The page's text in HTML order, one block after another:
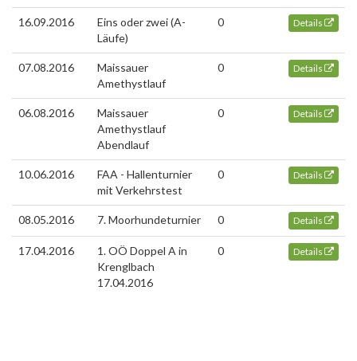
16.09.2016
Eins oder zwei (A-
Läufe)
0 Details
07.08.2016
Maissauer
Amethystlauf
0 Details
06.08.2016
Maissauer
Amethystlauf
Abendlauf
0 Details
10.06.2016
FAA - Hallenturnier
mit Verkehrstest
0 Details
08.05.2016 7. Moorhundeturnier 0 Details
17.04.2016
1. OÖ Doppel A in
Krenglbach
17.04.2016
0 Details